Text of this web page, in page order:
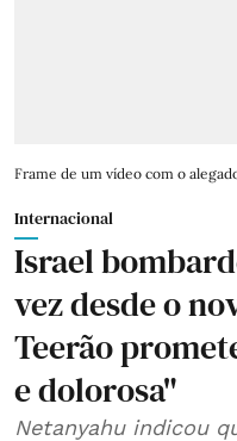
Frame de um vídeo com o
Internacional
Israel
vez desde o
Teerão
e dolorosa"
Netanyahu indicou